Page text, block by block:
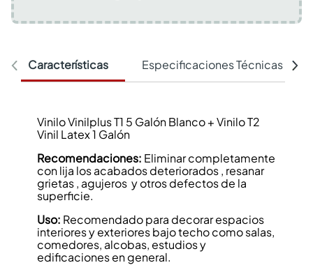
Características Especificaciones Técnicas
Vinilo Vinilplus T1 5 Galón Blanco + Vinilo T2
Vinil Latex 1 Galón
Recomendaciones: Eliminar completamente
con lija los acabados deteriorados , resanar
grietas , agujeros y otros defectos de la
superficie.
Uso: Recomendado para decorar espacios
interiores y exteriores bajo techo como salas,
comedores, alcobas, estudios y
edificaciones en general.